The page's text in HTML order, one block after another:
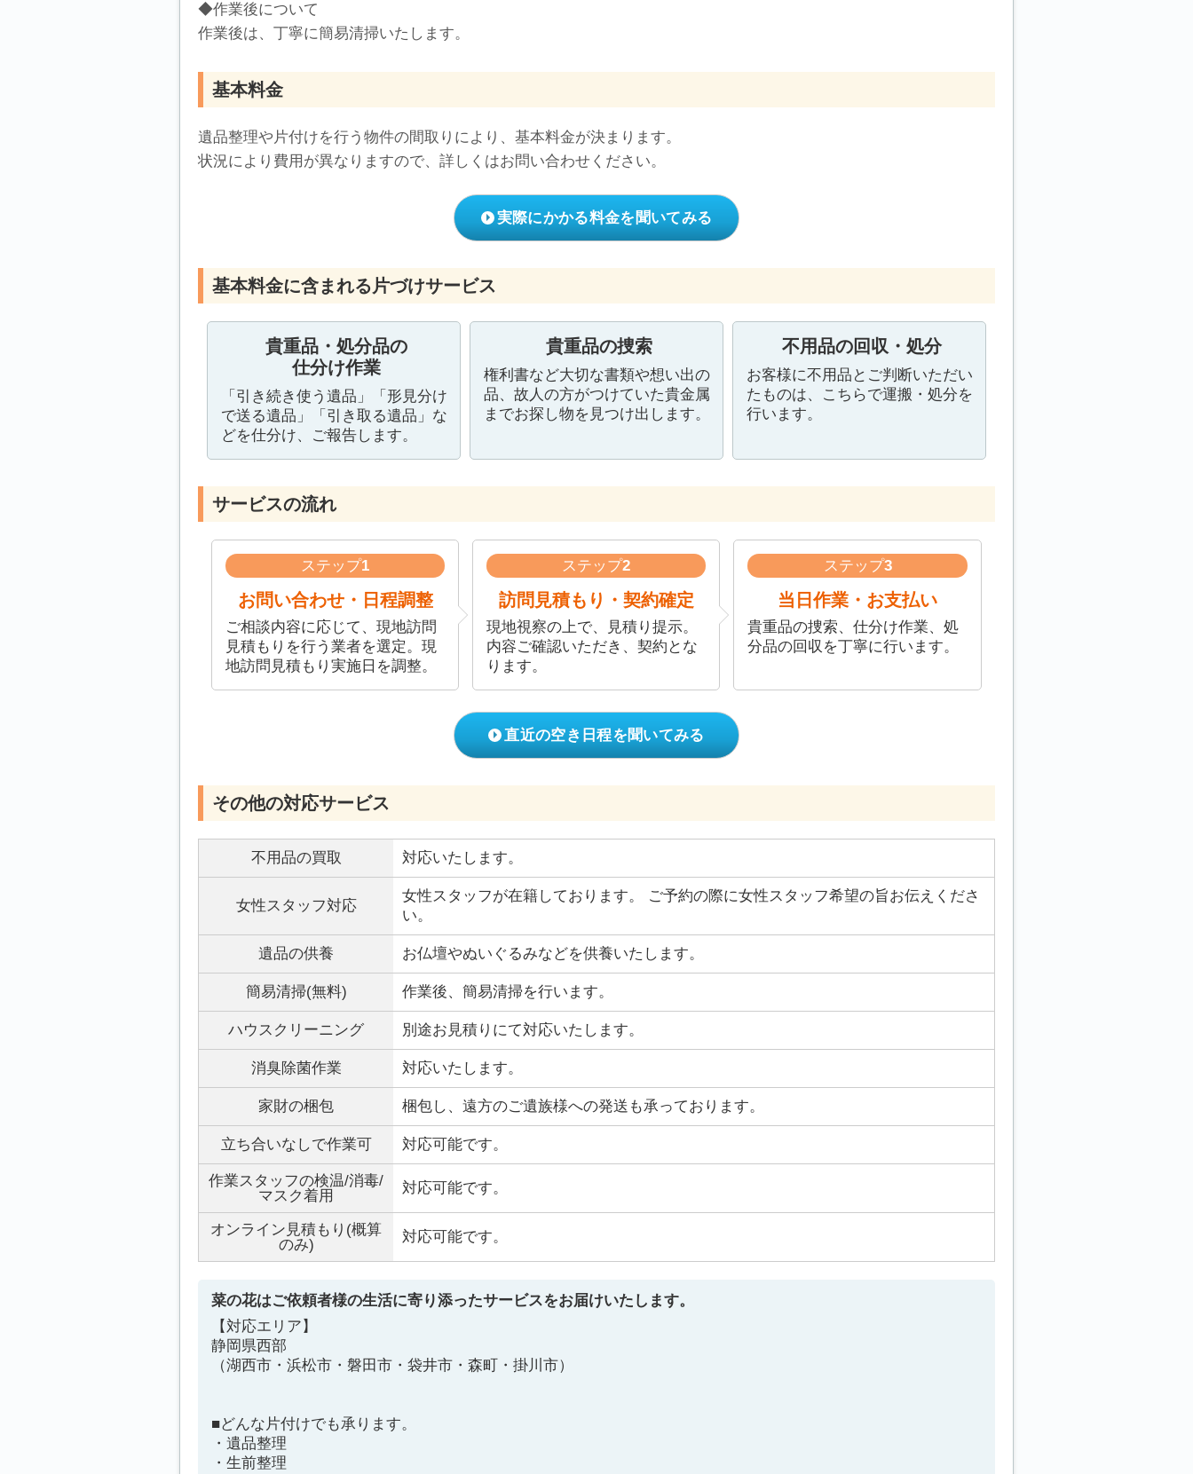
◆作業後について
作業後は、丁寧に簡易清掃いたします。
基本料金
遺品整理や片付けを行う物件の間取りにより、基本料金が決まります。
状況により費用が異なりますので、詳しくはお問い合わせください。
実際にかかる料金を聞いてみる
基本料金に含まれる片づけサービス
貴重品・処分品の
仕分け作業
「引き続き使う遺品」「形見分け
で送る遺品」「引き取る遺品」な
どを仕分け、ご報告します。
貴重品の捜索
権利書など大切な書類や想い出の
品、故人の方がつけていた貴金属
までお探し物を見つけ出します。
不用品の回収・処分
お客様に不用品とご判断いただい
たものは、こちらで運搬・処分を
行います。
サービスの流れ
ステップ1
お問い合わせ・日程調整
ご相談内容に応じて、現地訪問
見積もりを行う業者を選定。現
地訪問見積もり実施日を調整。
ステップ2
訪問見積もり・契約確定
現地視察の上で、見積り提示。
内容ご確認いただき、契約とな
ります。
ステップ3
当日作業・お支払い
貴重品の捜索、仕分け作業、処
分品の回収を丁寧に行います。
直近の空き日程を聞いてみる
その他の対応サービス
不用品の買取 対応いたします。
女性スタッフ対応
女性スタッフが在籍しております。 ご予約の際に女性スタッフ希望の旨お伝えくださ
い。
遺品の供養 お仏壇やぬいぐるみなどを供養いたします。
簡易清掃(無料) 作業後、簡易清掃を行います。
ハウスクリーニング 別途お見積りにて対応いたします。
消臭除菌作業 対応いたします。
家財の梱包 梱包し、遠方のご遺族様への発送も承っております。
立ち合いなしで作業可 対応可能です。
作業スタッフの検温/消毒/
マスク着用
対応可能です。
オンライン見積もり(概算
のみ)
対応可能です。
菜の花はご依頼者様の生活に寄り添ったサービスをお届けいたします。
【対応エリア】
静岡県西部
（湖西市・浜松市・磐田市・袋井市・森町・掛川市）
■どんな片付けでも承ります。
・遺品整理
・生前整理